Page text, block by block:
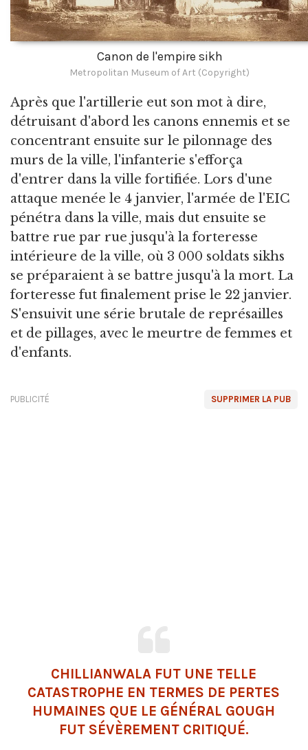
Canon de l'empire sikh
Metropolitan Museum of Art (Copyright)
Après que l'artillerie eut son mot à dire,
détruisant d'abord les canons ennemis et se
concentrant ensuite sur le pilonnage des
murs de la ville, l'infanterie s'efforça
d'entrer dans la ville fortifiée. Lors d'une
attaque menée le 4 janvier, l'armée de l'EIC
pénétra dans la ville, mais dut ensuite se
battre rue par rue jusqu'à la forteresse
intérieure de la ville, où 3 000 soldats sikhs
se préparaient à se battre jusqu'à la mort. La
forteresse fut finalement prise le 22 janvier.
S'ensuivit une série brutale de représailles
et de pillages, avec le meurtre de femmes et
d'enfants.
SUPPRIMER LA PUB
PUBLICITÉ
CHILLIANWALA FUT UNE TELLE
CATASTROPHE EN TERMES DE PERTES
HUMAINES QUE LE GÉNÉRAL GOUGH
FUT SÉVÈREMENT CRITIQUÉ.